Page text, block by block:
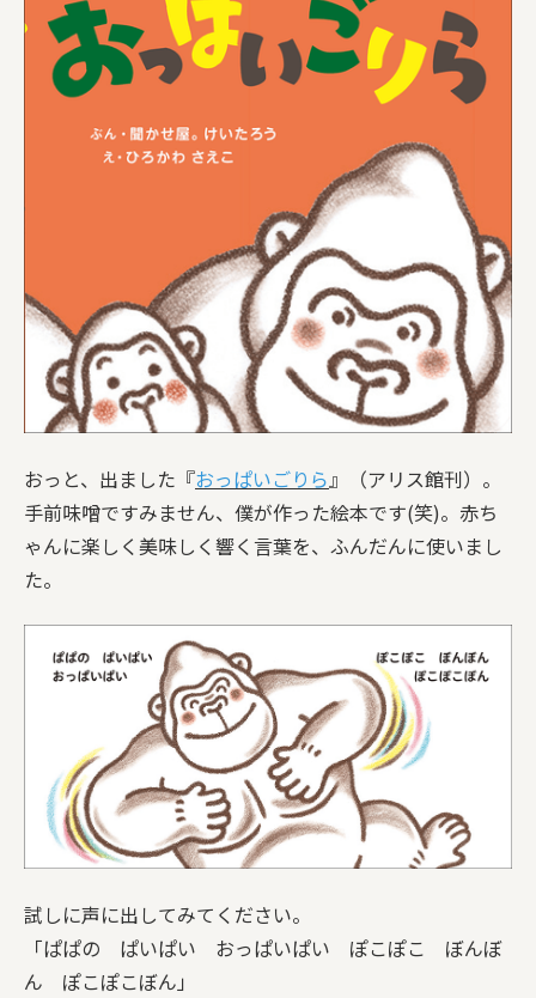
おっと、出ました『おっぱいごりら 』（アリス館刊）。
手前味噌ですみません、僕が作った絵本です(笑)。赤ち
ゃんに楽しく美味しく響く言葉を、ふんだんに使いまし
た。
試しに声に出してみてください。
「ぱぱの ぱいぱい おっぱいぱい ぽこぽこ ぼんぼ
ん ぽこぽこぼん」